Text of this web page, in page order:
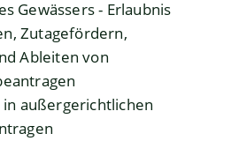
Gewässers - Erlaubnis
Zutagefördern,
Ableiten von
außergerichtlichen